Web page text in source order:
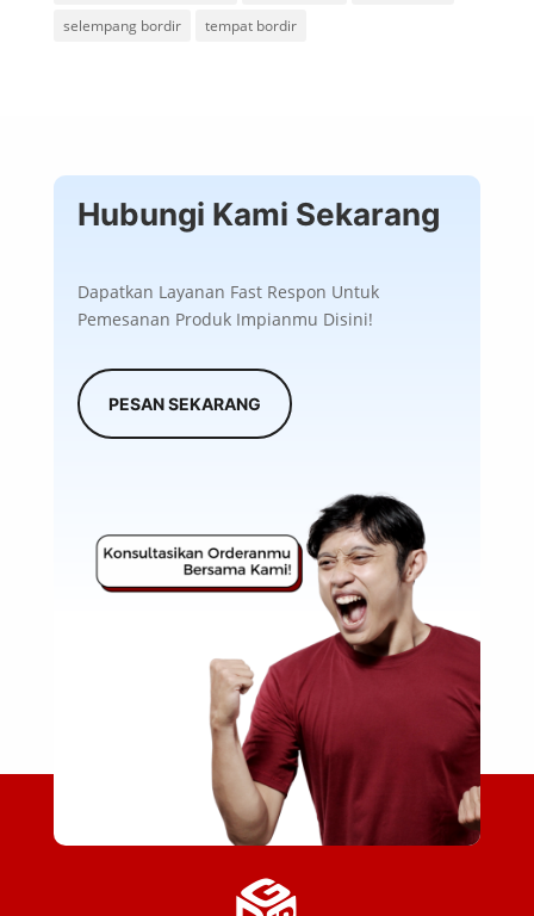
selempang bordir
tempat bordir
Hubungi Kami Sekarang
Dapatkan Layanan Fast Respon Untuk
Pemesanan Produk Impianmu Disini!
PESAN SEKARANG